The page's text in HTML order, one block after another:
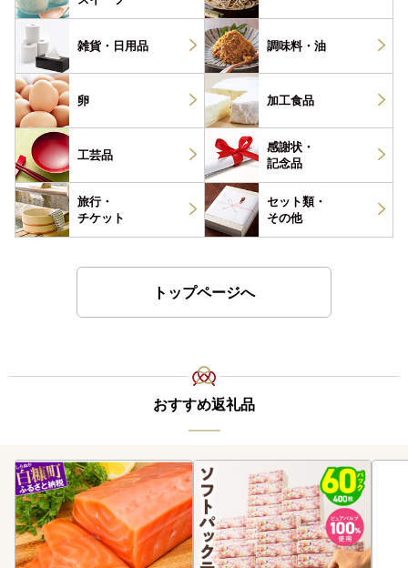
雑貨・ 日用品 調味料・ 油
卵 加工食品
工芸品
感謝状・
記念品
旅行・
チケット
セット類・
その他
トップページへ
おすすめ返礼品